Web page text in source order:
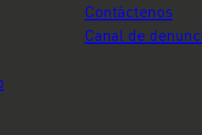
Contáctenos
Canal de